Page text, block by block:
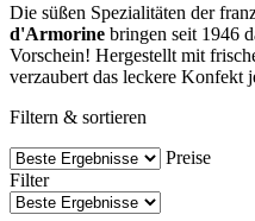
Die süßen Spezialitäten der
d'Armorine bringen seit 1946
Vorschein! Hergestellt mit
verzaubert das leckere Konfekt
Filtern & sortieren
Preise
Filter